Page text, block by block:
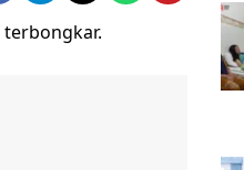
terbongkar.